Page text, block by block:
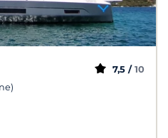
7,5 / 10